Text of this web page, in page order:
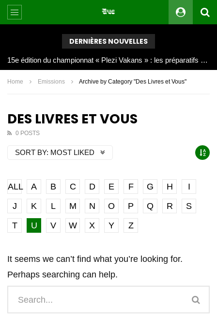
DERNIÈRES NOUVELLES
Joy Clerf Derisier, sur les traces de son père : évangéliser par la musique
Home Emissions Archive by Category "Des Livres et Vous"
DES LIVRES ET VOUS
0 POSTS
SORT BY: MOST LIKED
ALL A B C D E F G H
I
J
K L M N O P Q R
S
T
U V W X Y Z
It seems we can’t find what you’re looking for.
Perhaps searching can help.